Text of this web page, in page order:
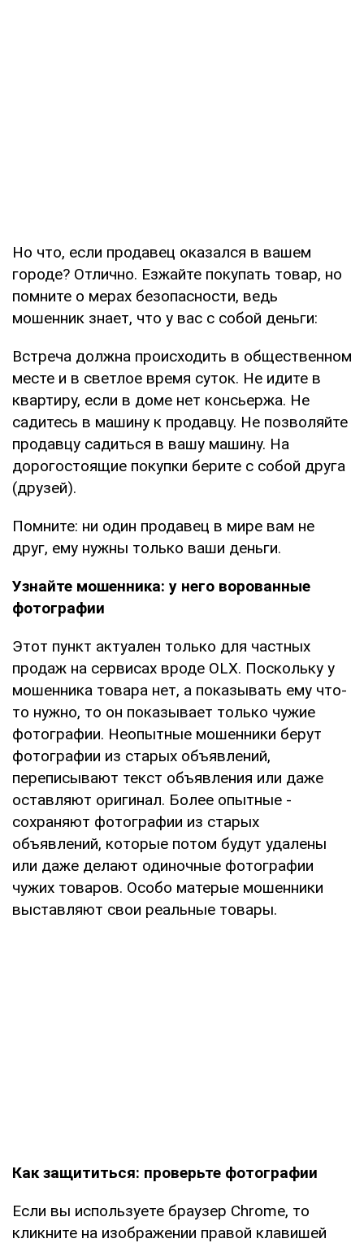
Но что, если продавец оказался в вашем
городе? Отлично. Езжайте покупать товар, но
помните о мерах безопасности, ведь
мошенник знает, что у вас с собой деньги:
Встреча должна происходить в общественном
месте и в светлое время суток. Не идите в
квартиру, если в доме нет консьержа. Не
садитесь в машину к продавцу. Не позволяйте
продавцу садиться в вашу машину. На
дорогостоящие покупки берите с собой друга
(друзей).
Помните: ни один продавец в мире вам не
друг, ему нужны только ваши деньги.
Узнайте мошенника: у него ворованные
фотографии
Этот пункт актуален только для частных
продаж на сервисах вроде OLX. Поскольку у
мошенника товара нет, а показывать ему что-
то нужно, то он показывает только чужие
фотографии. Неопытные мошенники берут
фотографии из старых объявлений,
переписывают текст объявления или даже
оставляют оригинал. Более опытные -
сохраняют фотографии из старых
объявлений, которые потом будут удалены
или даже делают одиночные фотографии
чужих товаров. Особо матерые мошенники
выставляют свои реальные товары.
Как защититься: проверьте фотографии
Если вы используете браузер Chrome, то
кликните на изображении правой клавишей